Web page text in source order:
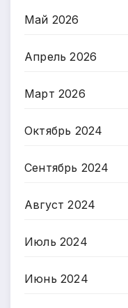
Май 2026
Апрель 2026
Март 2026
Октябрь 2024
Сентябрь 2024
Август 2024
Июль 2024
Июнь 2024